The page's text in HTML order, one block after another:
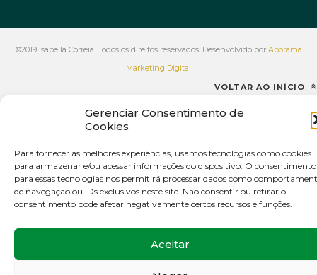
Gerenciar Consentimento de
Cookies
Para fornecer as melhores experiências, usamos tecnologias como cookies
para armazenar e/ou acessar informações do dispositivo. O consentimento
para essas tecnologias nos permitirá processar dados como
de navegação ou IDs exclusivos neste site. Não consentir ou retirar o
consentimento pode afetar negativamente certos recursos e funções.
Aceitar
©2019 Isabella Correia. Todos os direitos reservados. Desenvolvido por Aporama
Marketing Digital
VOLTAR AO INÍCIO